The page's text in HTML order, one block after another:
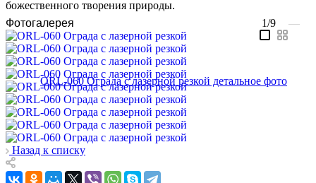
божественного творения природы.
Фотогалерея
1/9 —
Назад к списку